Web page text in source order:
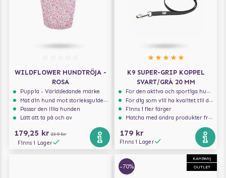
WILDFLOWER HUNDTRÖJA -
ROSA
Puppia - Världsledande märke
Mät din hund mot storleksguiden för att få rätt storlek
Passar den lilla hunden
Lätt att ta på och av
179,25 kr 239 kr
Finns i Lager
K9 SUPER-GRIP KOPPEL
SVART/GRÅ 20 MM
För den aktiva och sportiga hunden
För dig som vill ha kvalitet till din hund!
Finns i fler färger
Matcha med andra produkter från Julius-K9
179 kr
Finns i Lager
KAMPANJ
OUTLET
-70%